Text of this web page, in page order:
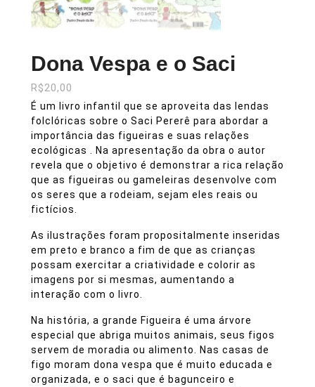
Dona Vespa e o Saci
R$20,00
É um livro infantil que se aproveita das lendas
folclóricas sobre o Saci Pererê para abordar a
importância das figueiras e suas relações
ecológicas . Na apresentação da obra o autor
revela que o objetivo é demonstrar a rica relação
que as figueiras ou gameleiras desenvolve com
os seres que a rodeiam, sejam eles reais ou
fictícios.
As ilustrações foram propositalmente inseridas
em preto e branco a fim de que as crianças
possam exercitar a criatividade e colorir as
imagens por si mesmas, aumentando a
interação com o livro.
Na história, a grande Figueira é uma árvore
especial que abriga muitos animais, seus figos
servem de moradia ou alimento. Nas casas de
figo moram dona vespa que é muito educada e
organizada, e o saci que é bagunceiro e